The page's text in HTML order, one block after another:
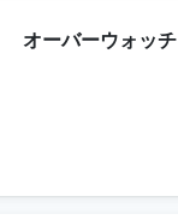
オーバーウォッチ